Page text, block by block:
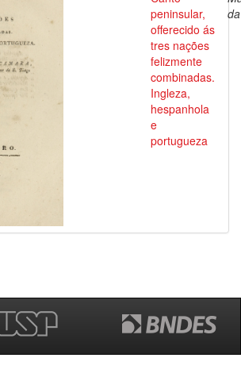
peninsular,
offerecido ás
tres nações
felizmente
combinadas.
Ingleza,
hespanhola
e
portugueza
da